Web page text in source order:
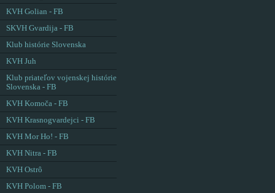
KVH Golian - FB
SKVH Gvardija - FB
Klub histórie Slovenska
KVH Juh
Klub priateľov vojenskej histórie
Slovenska - FB
KVH Komoča - FB
KVH Krasnogvardejci - FB
KVH Mor Ho! - FB
KVH Nitra - FB
KVH Ostrô
KVH Polom - FB